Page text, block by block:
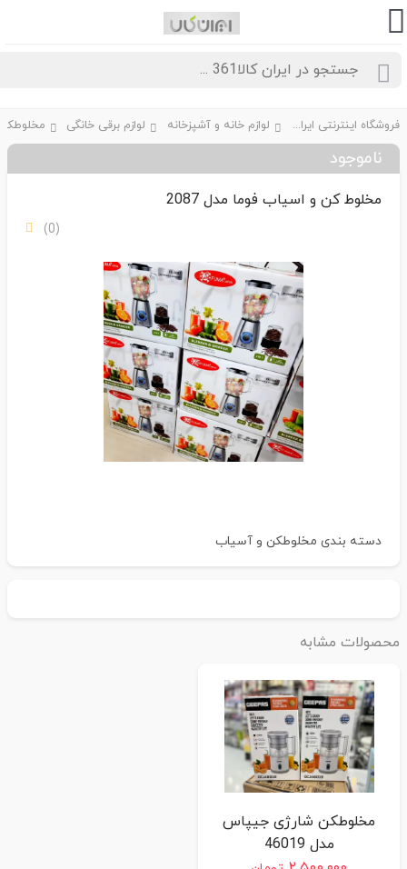
فروشگاه اینترنتی ایران کالا361 لوازم خانه و آشپزخانه لوازم برقی خانگی مخلوطکن
ناموجود
مخلوط کن و اسیاب فوما مدل 2087
دسته بندیمخلوطکن و آسیاب
مشابه
مخلوطکن شارژی جیپاس
مدل 46019